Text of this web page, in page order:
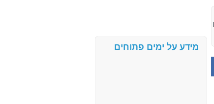
מידע על ימים פתוחים